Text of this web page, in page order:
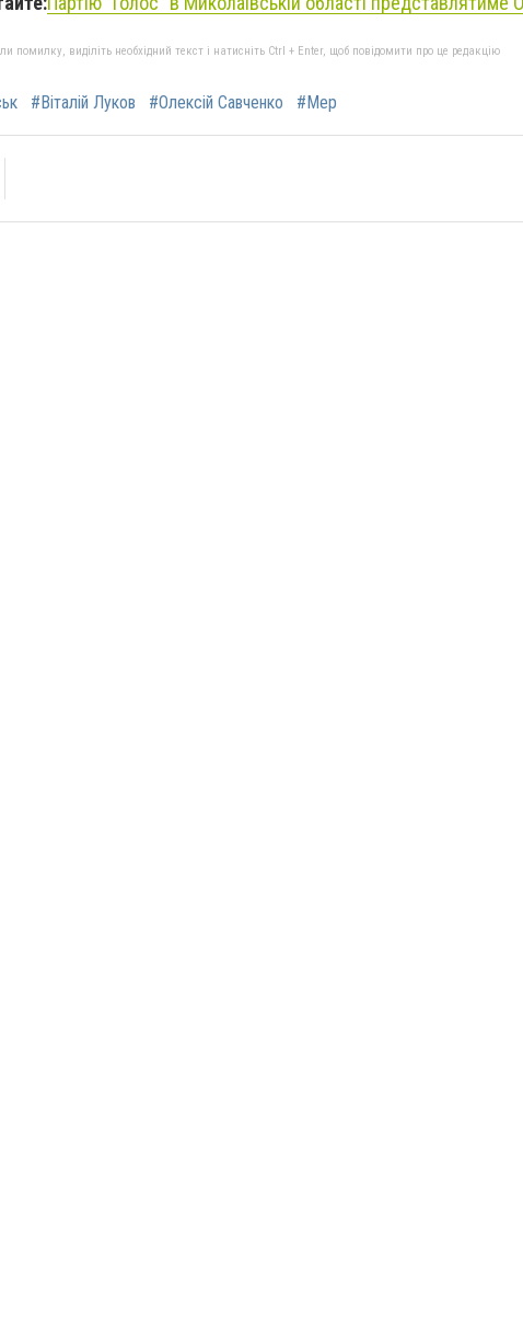
помилку, виділіть необхідний текст і натисніть Ctrl + Enter, щоб повідомити про це редакцію
#Віталій Луков #Олексій Савченко #Мер